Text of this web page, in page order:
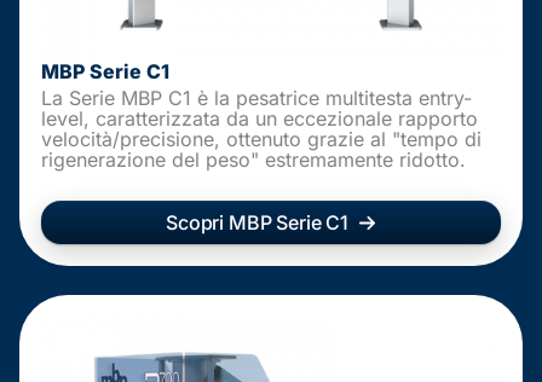
MBP Serie C1
La Serie MBP C1 è la pesatrice multitesta entry-
level, caratterizzata da un eccezionale rapporto
velocità/precisione, ottenuto grazie al "tempo di
rigenerazione del peso" estremamente ridotto.
Scopri MBP Serie C1